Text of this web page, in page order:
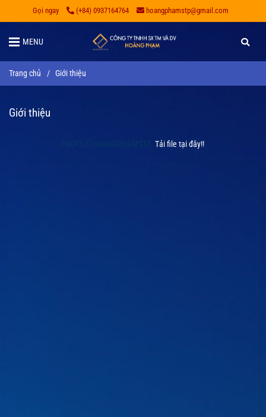
Gọi ngay (+84) 0937164764 hoangphamstp@gmail.com
MENU
Trang chủ / Giới thiệu
Giới thiệu
Tải file tại đây!!